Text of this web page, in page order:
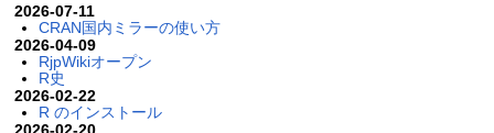
2026-07-11
CRAN国内ミラーの使い方
2026-04-09
RjpWikiオープン
R史
2026-02-22
R のインストール
2026-02-20